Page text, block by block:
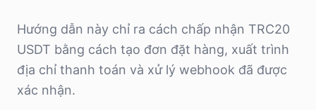
Hướng dẫn này chỉ ra cách chấp nhận TRC20
USDT bằng cách tạo đơn đặt hàng, xuất trình
địa chỉ thanh toán và xử lý webhook đã được
xác nhận.